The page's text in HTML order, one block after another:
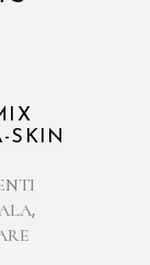
SKIN
,